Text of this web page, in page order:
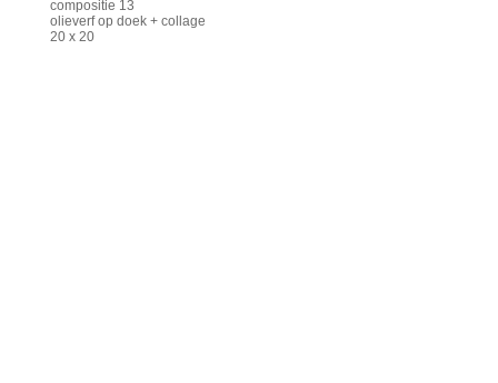
compositie 13
olieverf op doek + collage
20 x 20